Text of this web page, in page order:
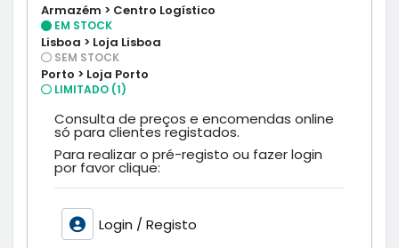
Armazém > Centro Logístico
EM STOCK
Lisboa > Loja Lisboa
SEM STOCK
Porto > Loja Porto
LIMITADO (1)
Consulta de preços e encomendas online
só para clientes registados.
Para realizar o pré-registo ou fazer login
por favor clique:
Login / Registo